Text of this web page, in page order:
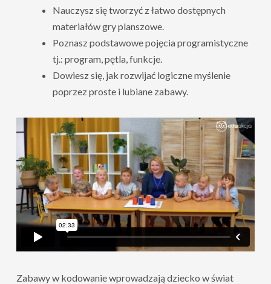
Nauczysz się tworzyć z łatwo dostępnych
materiałów gry planszowe.
Poznasz podstawowe pojęcia programistyczne
tj.: program, pętla, funkcje.
Dowiesz się, jak rozwijać logiczne myślenie
poprzez proste i lubiane zabawy.
Zabawy w kodowanie wprowadzają dziecko w świat